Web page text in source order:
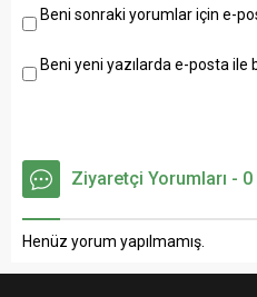
Beni sonraki yorumlar için e-
Beni yeni yazılarda e-posta ile
Ziyaretçi Yorumları - 0
Henüz yorum yapılmamış.